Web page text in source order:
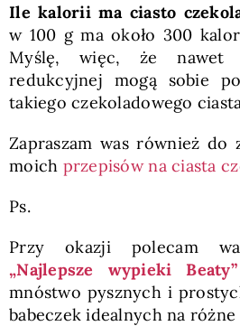
Ile kalorii ma ciasto
w 100 g ma około 300
Myślę, więc, że nawet
redukcyjnej mogą sobie
takiego czekoladowego
Zapraszam was również
moich przepisów na ciasta
Ps.
Przy okazji polecam
„Najlepsze wypieki Beaty”
mnóstwo pysznych i
babeczek idealnych na różne